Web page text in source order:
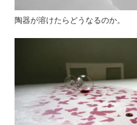
陶器が溶けたらどうなるのか。